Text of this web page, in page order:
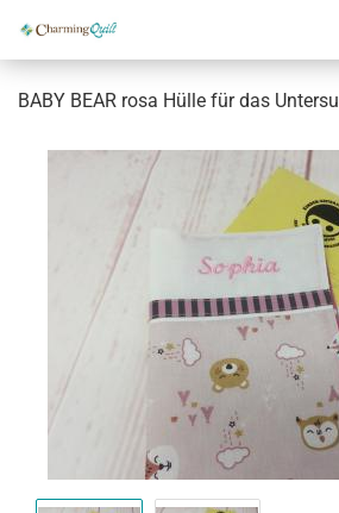
BABY BEAR rosa Hülle für das